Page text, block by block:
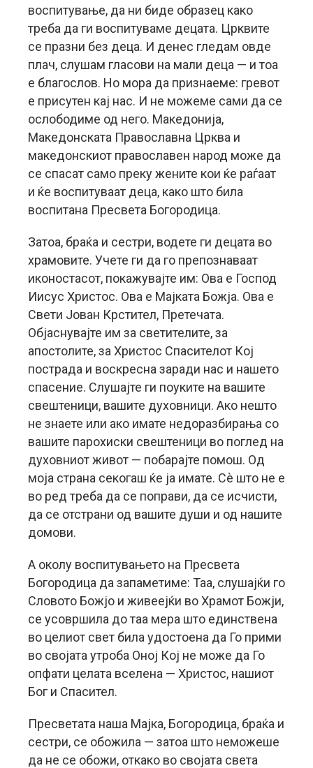
воспитување, да ни биде образец како
треба да ги воспитуваме децата. Црквите
се празни без деца. И денес гледам овде
плач, слушам гласови на мали деца — и тоа
е благослов. Но мора да признаеме: гревот
е присутен кај нас. И не можеме сами да се
ослободиме од него. Македонија,
Македонската Православна Црква и
македонскиот православен народ може да
се спасат само преку жените кои ќе раѓаат
и ќе воспитуваат деца, како што била
воспитана Пресвета Богородица.
Затоа, браќа и сестри, водете ги децата во
храмовите. Учете ги да го препознаваат
иконостасот, покажувајте им: Ова е Господ
Иисус Христос. Ова е Мајката Божја. Ова е
Свети Јован Крстител, Претечата.
Објаснувајте им за светителите, за
апостолите, за Христос Спасителот Кој
пострада и воскресна заради нас и нашето
спасение. Слушајте ги поуките на вашите
свештеници, вашите духовници. Ако нешто
не знаете или ако имате недоразбирања со
вашите парохиски свештеници во поглед на
духовниот живот — побарајте помош. Од
моја страна секогаш ќе ја имате. Сѐ што не е
во ред треба да се поправи, да се исчисти,
да се отстрани од вашите души и од нашите
домови.
А околу воспитувањето на Пресвета
Богородица да запаметиме: Таа, слушајќи го
Словото Божјо и живеејќи во Храмот Божји,
се усовршила до таа мера што единствена
во целиот свет била удостоена да Го прими
во својата утроба Оној Кој не може да Го
опфати целата вселена — Христос, нашиот
Бог и Спасител.
Пресветата наша Мајка, Богородица, браќа и
сестри, се обожила — затоа што неможеше
да не се обожи, откако во својата света